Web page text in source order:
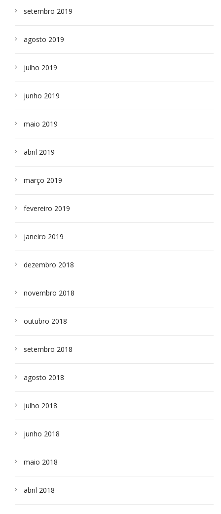
setembro 2019
agosto 2019
julho 2019
junho 2019
maio 2019
abril 2019
março 2019
fevereiro 2019
janeiro 2019
dezembro 2018
novembro 2018
outubro 2018
setembro 2018
agosto 2018
julho 2018
junho 2018
maio 2018
abril 2018